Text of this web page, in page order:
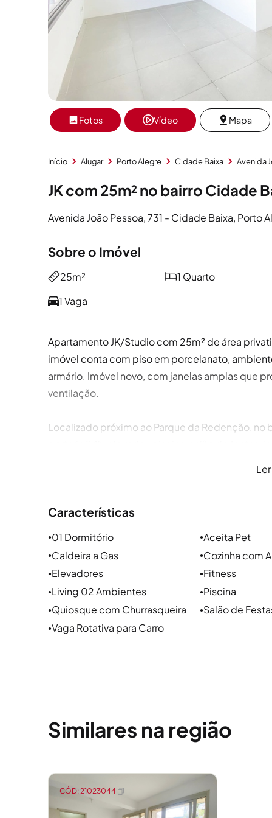
Fotos Vídeo Mapa
Início Alugar Porto Alegre Cidade Baixa Avenida
JK com 25m² no bairro Cidade
Avenida João Pessoa, 731 - Cidade Baixa, Porto
Sobre o Imóvel
25m²
1 Quarto
1 Vaga
Apartamento JK/Studio com 25m² de área
imóvel conta com piso em porcelanato,
armário. Imóvel novo, com janelas amplas que
ventilação.
Localizado próximo ao Parque da Redenção,
a UFRGS, garantindo praticidade no dia a dia.
da Sperinde. A Sperinde é referência quando
atendimento próximo, seguro e
imóveis em Porto Alegre. Como uma imobiliária
temos a estrutura certa para ajudar você a
Características
●01 Dormitório ●Aceita Pet
●Caldeira a Gas ●Cozinha com
●Elevadores ●Fitness
●Living 02 Ambientes ●Piscina
●Quiosque com Churrasqueira ●Salão de
●Vaga Rotativa para Carro
Similares na região
CÓD: 21023044